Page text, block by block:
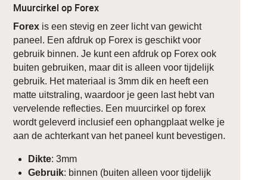
Muurcirkel op Forex
Forex is een stevig en zeer licht van gewicht
paneel. Een afdruk op Forex is geschikt voor
gebruik binnen. Je kunt een afdruk op Forex ook
buiten gebruiken, maar dit is alleen voor tijdelijk
gebruik. Het materiaal is 3mm dik en heeft een
matte uitstraling, waardoor je geen last hebt van
vervelende reflecties. Een muurcirkel op forex
wordt geleverd inclusief een ophangplaat welke je
aan de achterkant van het paneel kunt bevestigen.
Dikte: 3mm
Gebruik: binnen (buiten alleen voor tijdelijk